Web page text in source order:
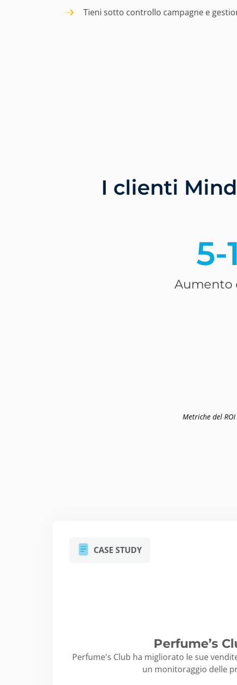
Tieni sotto controllo campagne e
I clienti
5-
Aumento
Metriche del
CASE STUDY
Perfume’s
Perfume's Club ha migliorato le sue
un monitoraggio delle